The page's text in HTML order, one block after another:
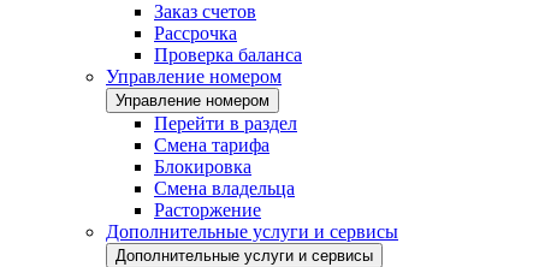
Заказ счетов
Рассрочка
Проверка баланса
Управление номером
Управление номером
Перейти в раздел
Смена тарифа
Блокировка
Смена владельца
Расторжение
Дополнительные услуги и сервисы
Дополнительные услуги и сервисы